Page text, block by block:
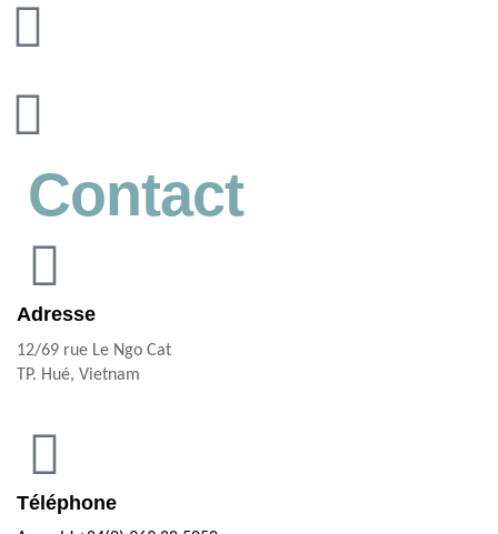
Contact
Adresse
12/69 rue Le Ngo Cat
TP. Hué, Vietnam
Téléphone